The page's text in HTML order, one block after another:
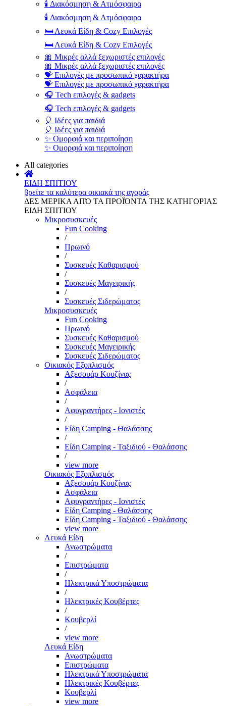
🕯️ Διακόσμηση & Ατμόσφαιρα
🕯️ Διακόσμηση & Ατμόσφαιρα
🛏️ Λευκά Είδη & Cozy Επιλογές
🛏️ Λευκά Είδη & Cozy Επιλογές
🎀 Μικρές αλλά ξεχωριστές επιλογές
🎀 Μικρές αλλά ξεχωριστές επιλογές
💝 Επιλογές με προσωπικό χαρακτήρα
💝 Επιλογές με προσωπικό χαρακτήρα
🎧 Tech επιλογές & gadgets
🎧 Tech επιλογές & gadgets
🎈 Ιδέες για παιδιά
🎈 Ιδέες για παιδιά
✨ Ομορφιά και περιποίηση
✨ Ομορφιά και περιποίηση
All categories
ΕΙΔΗ ΣΠΙΤΙΟΥ
βρείτε τα καλύτερα οικιακά της αγοράς
ΔΕΣ ΜΕΡΙΚΑ ΑΠΌ ΤΑ ΠΡΟΪΌΝΤΑ ΤΗΣ ΚΑΤΗΓΟΡΙΑΣ
ΕΙΔΗ ΣΠΙΤΙΟΥ
Μικροσυσκευές
Fun Cooking
/
Πρωινό
/
Συσκευές Καθαρισμού
/
Συσκευές Μαγειρικής
/
Συσκευές Σιδερώματος
Μικροσυσκευές
Fun Cooking
Πρωινό
Συσκευές Καθαρισμού
Συσκευές Μαγειρικής
Συσκευές Σιδερώματος
Οικιακός Εξοπλισμός
Αξεσουάρ Κουζίνας
/
Ασφάλεια
/
Αφυγραντήρες - Ιονιστές
/
Είδη Camping - Θαλάσσης
/
Είδη Camping - Ταξιδιού - Θαλάσσης
/
view more
Οικιακός Εξοπλισμός
Αξεσουάρ Κουζίνας
Ασφάλεια
Αφυγραντήρες - Ιονιστές
Είδη Camping - Θαλάσσης
Είδη Camping - Ταξιδιού - Θαλάσσης
view more
Λευκά Είδη
Ανωστρώματα
/
Επιστρώματα
/
Ηλεκτρικά Υποστρώματα
/
Ηλεκτρικές Κουβέρτες
/
Κουβερλί
/
view more
Λευκά Είδη
Ανωστρώματα
Επιστρώματα
Ηλεκτρικά Υποστρώματα
Ηλεκτρικές Κουβέρτες
Κουβερλί
view more